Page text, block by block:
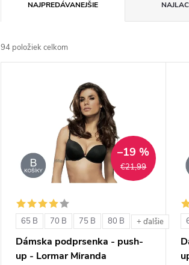
a
d
NAJPREDÁVANEJŠIE
94 položiek celkom
€21,99
–19 %
65 B 70 B 75 B 80 B + ďalšie
Dámska podprsenka - push-
up - Lormar Miranda